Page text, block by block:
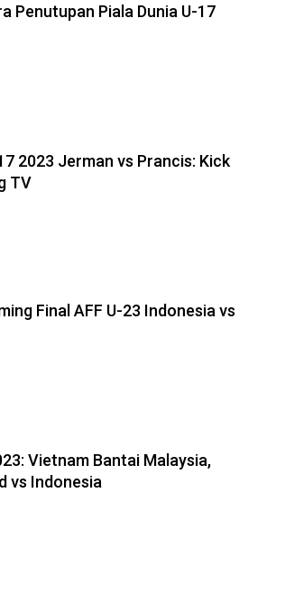
Penutupan Piala Dunia U-17
2023 Jerman vs Prancis: Kick
TV
Final AFF U-23 Indonesia vs
Vietnam Bantai Malaysia,
vs Indonesia